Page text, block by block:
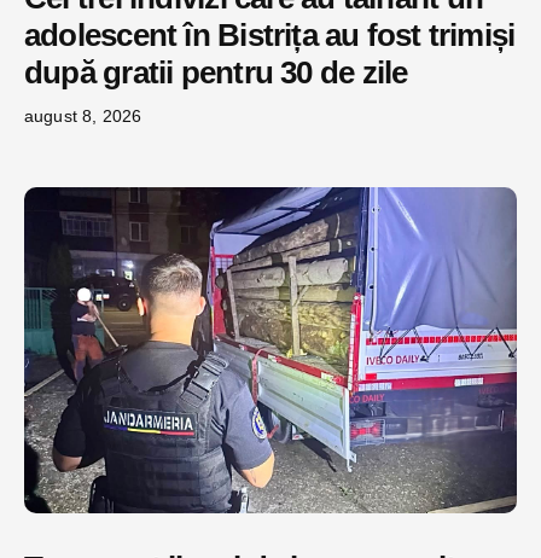
adolescent în Bistrița au fost trimiși
după gratii pentru 30 de zile
august 8, 2026